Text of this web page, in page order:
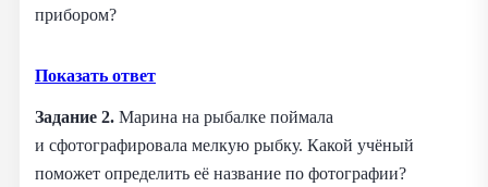
прибором?
Показать ответ
Задание 2. Марина на рыбалке поймала
и сфотографировала мелкую рыбку. Какой учёный
поможет определить её название по фотографии?